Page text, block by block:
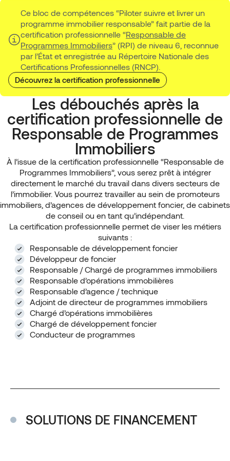
Ce bloc de compétences “Piloter suivre et livrer un
programme immobilier responsable” fait partie de la
certification professionnelle “Responsable de
Programmes Immobiliers” (RPI) de niveau 6, reconnue
par l’État et enregistrée au Répertoire Nationale des
Certifications Professionnelles (RNCP).
Découvrez la certification professionnelle
Les débouchés après la
certification professionnelle de
Responsable de Programmes
Immobiliers
À l’issue de la certification professionnelle “Responsable de
Programmes Immobiliers”, vous serez prêt à intégrer
directement le marché du travail dans divers secteurs de
l’immobilier. Vous pourrez travailler au sein de promoteurs
immobiliers, d’agences de développement foncier, de cabinets
de conseil ou en tant qu’indépendant.
La certification professionnelle permet de viser les métiers
suivants :
Responsable de développement foncier
Développeur de foncier
Responsable / Chargé de programmes immobiliers
Responsable d’opérations immobilières
Responsable d’agence / technique
Adjoint de directeur de programmes immobiliers
Chargé d’opérations immobilières
Chargé de développement foncier
Conducteur de programmes
SOLUTIONS DE FINANCEMENT